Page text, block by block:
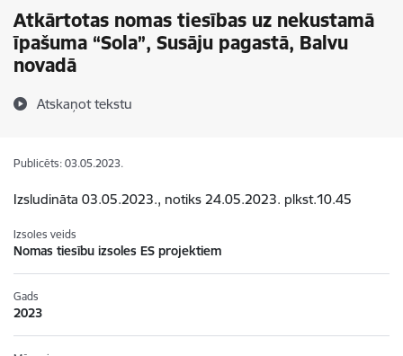
Atkārtotas nomas tiesības uz nekustamā
īpašuma “Sola”, Susāju pagastā, Balvu
novadā
Atskaņot tekstu
Publicēts: 03.05.2023.
Izsludināta 03.05.2023., notiks 24.05.2023. plkst.10.45
Izsoles veids
Nomas tiesību izsoles ES projektiem
Gads
2023